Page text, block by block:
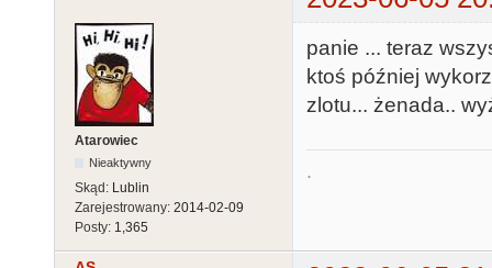
Atarowiec
Nieaktywny
Skąd: Lublin
Zarejestrowany: 2014-02-09
Posty: 1,365
panie ... teraz
ktoś później
zlotu... żenada..
.